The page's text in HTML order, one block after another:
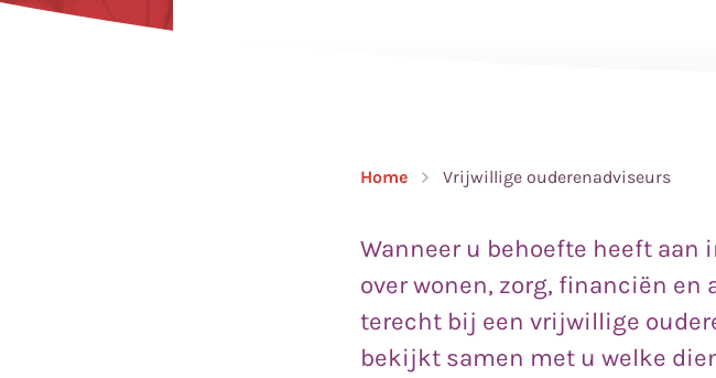
Home Vrijwillige ouderenadviseurs
Wanneer u behoefte heeft
over wonen, zorg, financiën
terecht bij een vrijwillige
bekijkt samen met u welke